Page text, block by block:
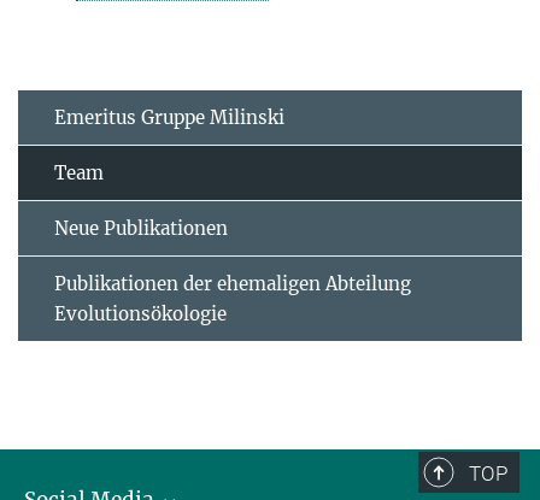
Emeritus Gruppe Milinski
Team
Neue Publikationen
Publikationen der ehemaligen Abteilung
Evolutionsökologie
TOP